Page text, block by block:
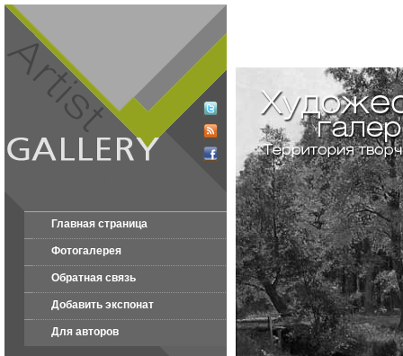
Главная страница
Фотогалерея
Обратная связь
Добавить экспонат
Для авторов